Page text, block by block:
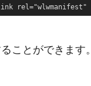
rel="wlwmanifest"
ことができます。